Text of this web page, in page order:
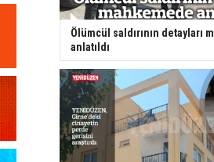
Ölümcül saldırının detayları
anlatıldı